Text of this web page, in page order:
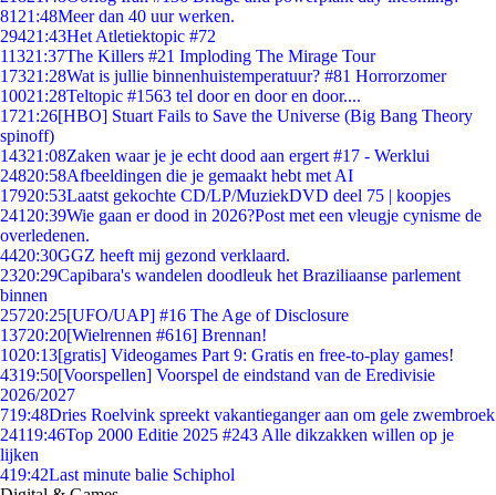
81 21:48Meer dan 40 uur werken.
29421:43Het Atletiektopic #72
11321:37The Killers #21 Imploding The Mirage Tour
17321:28Wat is jullie binnenhuistemperatuur? #81 Horrorzomer
10021:28Teltopic #1563 tel door en door en door....
1721:26[HBO] Stuart Fails to Save the Universe (Big Bang Theory
spinoff)
14321:08Zaken waar je je echt dood aan ergert #17 - Werklui
24820:58Afbeeldingen die je gemaakt hebt met AI
17920:53Laatst gekochte CD/LP/MuziekDVD deel 75 | koopjes
241 20:39Wie gaan er dood in 2026?Post met een vleugje cynisme de
overledenen.
4420:30GGZ heeft mij gezond verklaard.
2320:29Capibara's wandelen doodleuk het Braziliaanse parlement
binnen
25720:25[UFO/UAP] #16 The Age of Disclosure
13720:20[Wielrennen #616] Brennan!
1020:13[gratis] Videogames Part 9: Gratis en free-to-play games!
4319:50[Voorspellen] Voorspel de eindstand van de Eredivisie
2026/2027
719:48Dries Roelvink spreekt vakantieganger aan om gele zwembroek
24119:46Top 2000 Editie 2025 #243 Alle dikzakken willen op je
lijken
419:42Last minute balie Schiphol